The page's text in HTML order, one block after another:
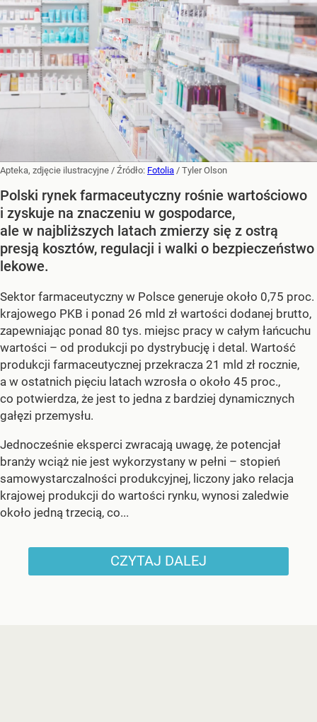
Apteka, zdjęcie ilustracyjne / Źródło: Fotolia / Tyler Olson
Polski rynek farmaceutyczny rośnie wartościowo
i zyskuje na znaczeniu w gospodarce,
ale w najbliższych latach zmierzy się z ostrą
presją kosztów, regulacji i walki o bezpieczeństwo
lekowe.
Sektor farmaceutyczny w Polsce generuje około 0,75 proc.
krajowego PKB i ponad 26 mld zł wartości dodanej brutto,
zapewniając ponad 80 tys. miejsc pracy w całym łańcuchu
wartości – od produkcji po dystrybucję i detal. Wartość
produkcji farmaceutycznej przekracza 21 mld zł rocznie,
a w ostatnich pięciu latach wzrosła o około 45 proc.,
co potwierdza, że jest to jedna z bardziej dynamicznych
gałęzi przemysłu.
Jednocześnie eksperci zwracają uwagę, że potencjał
branży wciąż nie jest wykorzystany w pełni – stopień
samowystarczalności produkcyjnej, liczony jako relacja
krajowej produkcji do wartości rynku, wynosi zaledwie
około jedną trzecią, co...
CZYTAJ DALEJ